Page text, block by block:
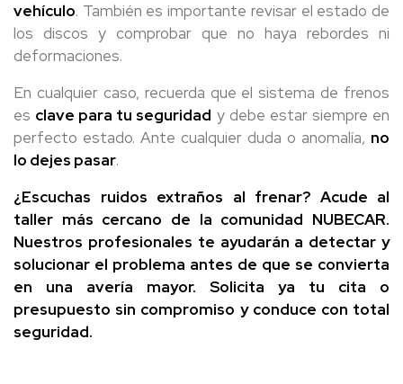
vehículo. También es importante revisar el estado de
los discos y comprobar que no haya rebordes ni
deformaciones.
En cualquier caso, recuerda que el sistema de frenos
es clave para tu seguridad y debe estar siempre en
perfecto estado. Ante cualquier duda o anomalía, no
lo dejes pasar.
¿Escuchas ruidos extraños al frenar? Acude al
taller más cercano de la comunidad NUBECAR.
Nuestros profesionales te ayudarán a detectar y
solucionar el problema antes de que se convierta
en una avería mayor. Solicita ya tu cita o
presupuesto sin compromiso y conduce con total
seguridad.